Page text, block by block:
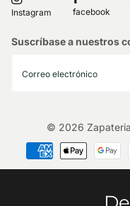
Instagram facebook
Suscríbase a nuestros
© 2026